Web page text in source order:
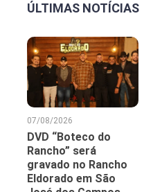
ÚLTIMAS NOTÍCIAS
07/08/2026
DVD “Boteco do
Rancho” será
gravado no Rancho
Eldorado em São